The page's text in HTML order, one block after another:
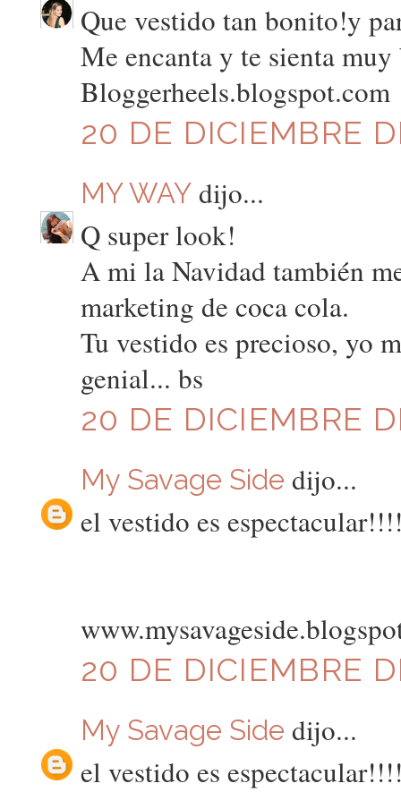
Que vestido tan bonito!y
Me encanta y te sienta muy
Bloggerheels.blogspot.com
20 DE DICIEMBRE
MY WAYdijo...
Q super look!
A mi la Navidad también
marketing de coca cola.
Tu vestido es precioso, yo
genial... bs
20 DE DICIEMBRE
My Savage Side dijo...
el vestido es
20 DE DICIEMBRE
My Savage Side dijo...
el vestido es